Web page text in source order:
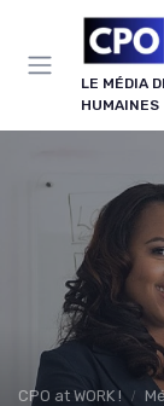
LE MÉDIA
HUMAINES
CPO at WORK !
Panneau de